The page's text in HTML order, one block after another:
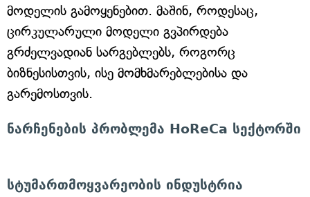
მოდელის გამოყენებით. მაშინ, როდესაც,
ცირკულარული მოდელი გვპირდება
გრძელვადიან სარგებლებს, როგორც
ბიზნესისთვის, ისე მომხმარებლებისა და
გარემოსთვის.
ნარჩენების პრობლემა HoReCa სექტორში
სტუმართმოყვარეობის ინდუსტრია